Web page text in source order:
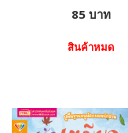
85 บาท
สินค้าหมด